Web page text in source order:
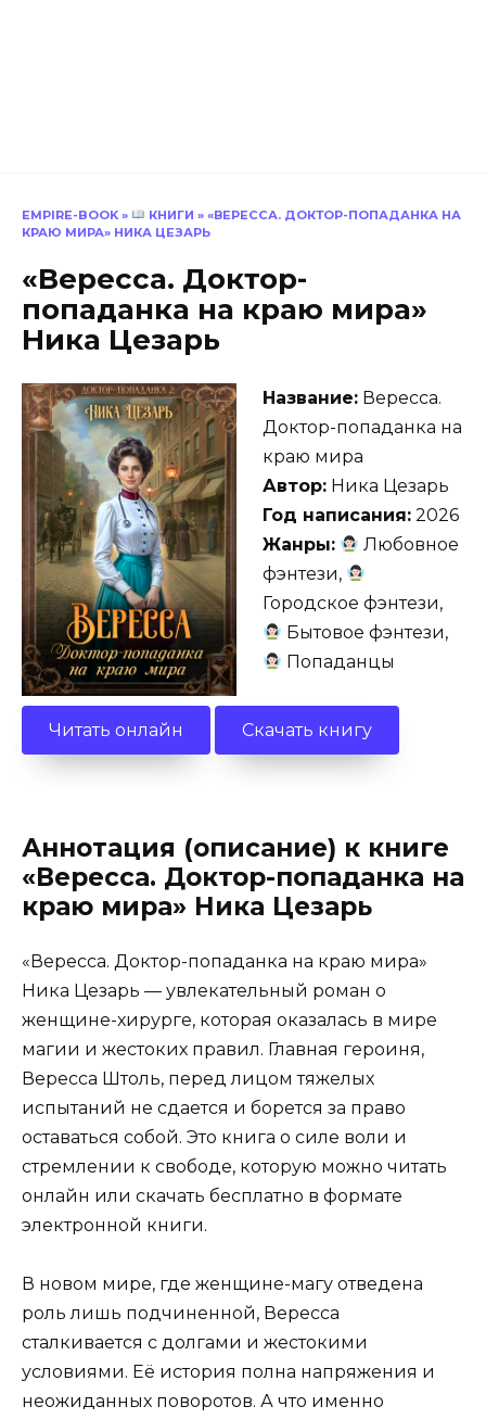
EMPIRE-BOOK » КНИГИ » «ВЕРЕССА. ДОКТОР-ПОПАДАНКА НА
КРАЮ МИРА» НИКА ЦЕЗАРЬ
«Вересса. Доктор-
попаданка на краю мира»
Ника Цезарь
Название: Вересса.
Доктор-попаданка на
краю мира
Автор: Ника Цезарь
Год написания: 2026
Жанры:
Любовное
фэнтези,
Городское фэнтези,
Бытовое фэнтези,
Попаданцы
Читать онлайн Скачать книгу
Аннотация (описание) к книге
«Вересса. Доктор-попаданка на
краю мира» Ника Цезарь
«Вересса. Доктор-попаданка на краю мира»
Ника Цезарь — увлекательный роман о
женщине-хирурге, которая оказалась в мире
магии и жестоких правил. Главная героиня,
Вересса Штоль, перед лицом тяжелых
испытаний не сдается и борется за право
оставаться собой. Это книга о силе воли и
стремлении к свободе, которую можно читать
онлайн или скачать бесплатно в формате
электронной книги.
В новом мире, где женщине-магу отведена
роль лишь подчиненной, Вересса
сталкивается с долгами и жестокими
условиями. Её история полна напряжения и
неожиданных поворотов. А что именно